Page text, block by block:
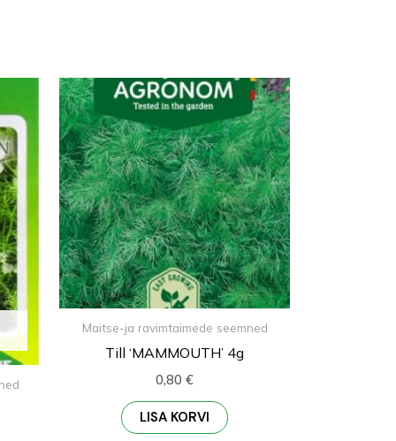
Maitse-ja ravimtaimede seemned
Till ‘MAMMOUTH’ 4g
0,80 €
LISA KORVI